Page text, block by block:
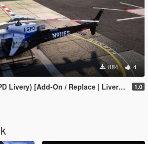
884 4
[Add-On / Replace | Livery | FiveM ] 1.0